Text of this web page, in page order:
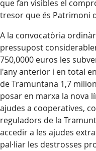
que fan visibles el
tresor que és Patrimoni
A la convocatòria
pressupost
750,0000 euros les
l'any anterior i en total
de Tramuntana 1,7
posar en marxa la nova
ajudes a cooperatives,
reguladors de la
accedir a les ajudes
pal·liar les destrosses